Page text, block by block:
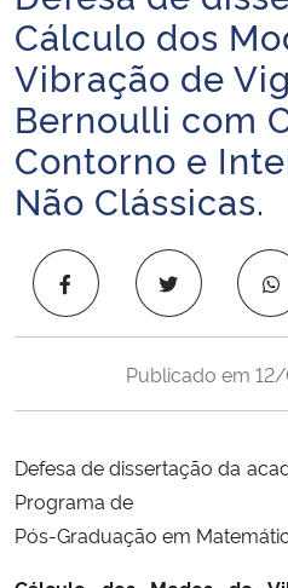
Ministério da Agricultura, Pecuária e
Ministério da Educação
Ministério da Cidadania
Ministério da Saúde
Ministério de Minas e Energia
Ministério da Ciência, Tecnologia,
Ministério do Turismo
Ministério do Desenvolvimento Regional
Cálculo dos
Vibração de
Bernoulli com
Contorno e
Não Clássicas.
Publicado em
Defesa de dissertação da
Programa de
Pós-Graduação em